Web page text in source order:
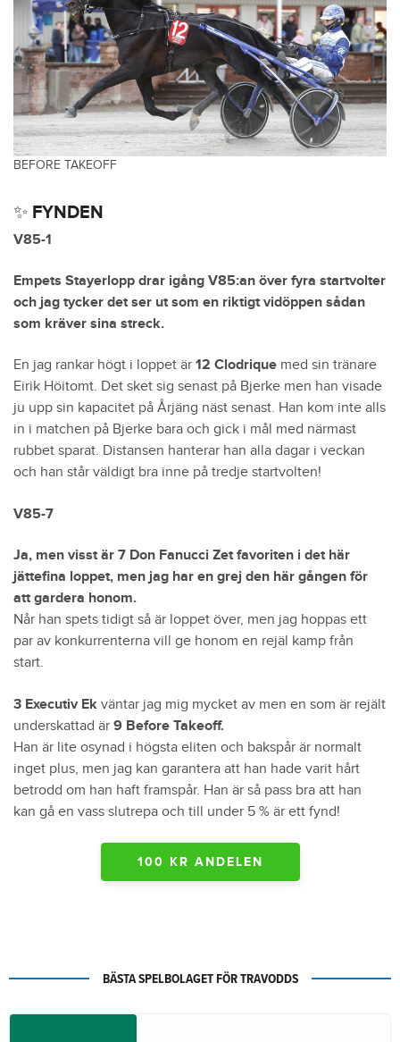
BEFORE TAKEOFF
✨ FYNDEN
V85-1
Empets Stayerlopp drar igång V85:an över fyra startvolter
och jag tycker det ser ut som en riktigt vidöppen sådan
som kräver sina streck.
En jag rankar högt i loppet är 12 Clodrique med sin tränare
Eirik Höitomt. Det sket sig senast på Bjerke men han visade
ju upp sin kapacitet på Årjäng näst senast. Han kom inte alls
in i matchen på Bjerke bara och gick i mål med närmast
rubbet sparat. Distansen hanterar han alla dagar i veckan
och han står väldigt bra inne på tredje startvolten!
V85-7
Ja, men visst är 7 Don Fanucci Zet favoriten i det här
jättefina loppet, men jag har en grej den här gången för
att gardera honom.
Når han spets tidigt så är loppet över, men jag hoppas ett
par av konkurrenterna vill ge honom en rejäl kamp från
start.
3 Executiv Ek väntar jag mig mycket av men en som är rejält
underskattad är 9 Before Takeoff.
Han är lite osynad i högsta eliten och bakspår är normalt
inget plus, men jag kan garantera att han hade varit hårt
betrodd om han haft framspår. Han är så pass bra att han
kan gå en vass slutrepa och till under 5 % är ett fynd!
100 KR ANDELEN
BÄSTA SPELBOLAGET FÖR TRAVODDS